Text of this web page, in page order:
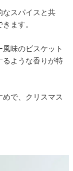
なスパイスと共
ます。
味のビスケット
るような香りが特
で、クリスマス